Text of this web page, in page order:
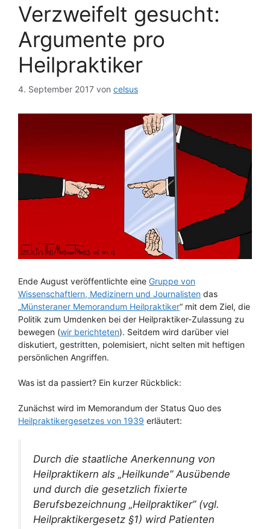
Verzweifelt gesucht:
Argumente pro
Heilpraktiker
4. September 2017 von celsus
Ende August veröffentlichte eine Gruppe von
Wissenschaftlern, Medizinern und Journalisten das
„Münsteraner Memorandum Heilpraktiker“ mit dem Ziel, die
Politik zum Umdenken bei der Heilpraktiker-Zulassung zu
bewegen (wir berichteten). Seitdem wird darüber viel
diskutiert, gestritten, polemisiert, nicht selten mit heftigen
persönlichen Angriffen.
Was ist da passiert? Ein kurzer Rückblick:
Zunächst wird im Memorandum der Status Quo des
Heilpraktikergesetzes von 1939 erläutert:
Durch die staatliche Anerkennung von
Heilpraktikern als „Heilkunde” Ausübende
und durch die gesetzlich fixierte
Berufsbezeichnung „Heilpraktiker” (vgl.
Heilpraktikergesetz §1) wird Patienten